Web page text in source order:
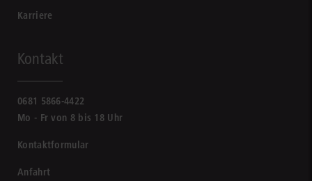
Karriere
Kontakt
0681 5866-4422
Mo - Fr von 8 bis 18 Uhr
Kontaktformular
Anfahrt